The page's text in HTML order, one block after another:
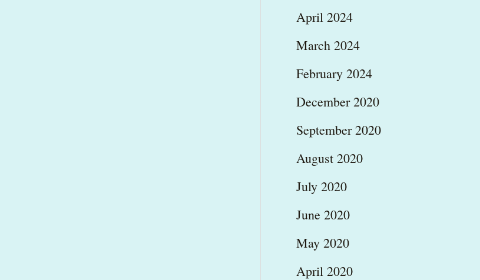
April 2024
March 2024
February 2024
December 2020
September 2020
August 2020
July 2020
June 2020
May 2020
April 2020